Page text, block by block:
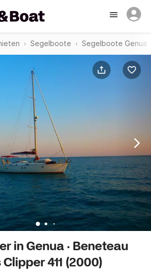
Segelboote Segelboote Genua
in Genua · Beneteau
411 (2000)